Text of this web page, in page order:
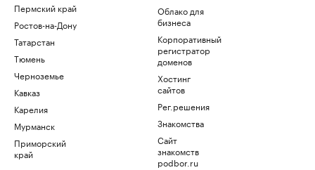
Пермский край
Ростов-на-Дону
Татарстан
Тюмень
Черноземье
Кавказ
Карелия
Мурманск
Приморский
край
Облако для
бизнеса
Корпоративный
регистратор
доменов
Хостинг
сайтов
Рег.решения
Знакомства
Сайт
знакомств
podbor.ru